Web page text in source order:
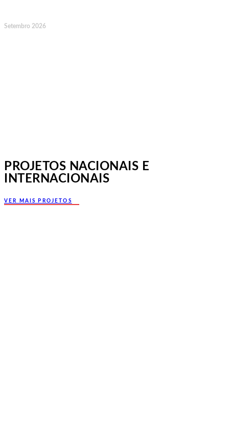
Setembro 2026
PROJETOS NACIONAIS E
INTERNACIONAIS
VER MAIS PROJETOS